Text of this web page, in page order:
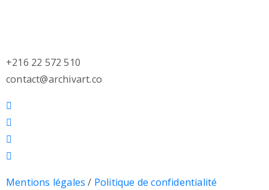
+216 22 572 510
contact@archivart.co
Mentions légales / Politique de confidentialité